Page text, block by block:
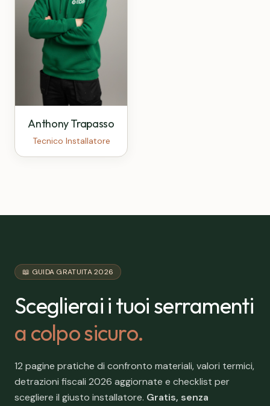
Anthony Trapasso
Tecnico Installatore
📖 GUIDA GRATUITA 2026
Sceglierai i tuoi serramenti
a colpo sicuro.
12 pagine pratiche di confronto materiali, valori termici,
detrazioni fiscali 2026 aggiornate e checklist per
scegliere il giusto installatore. Gratis, senza